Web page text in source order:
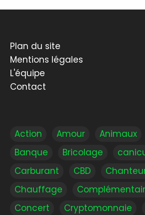
Plan du site
Mentions légales
L'équipe
Contact
Action Amour Animaux
Banque
Bricolage
Carburant
CBD
Chauffage
Concert
Cryptomonnaie